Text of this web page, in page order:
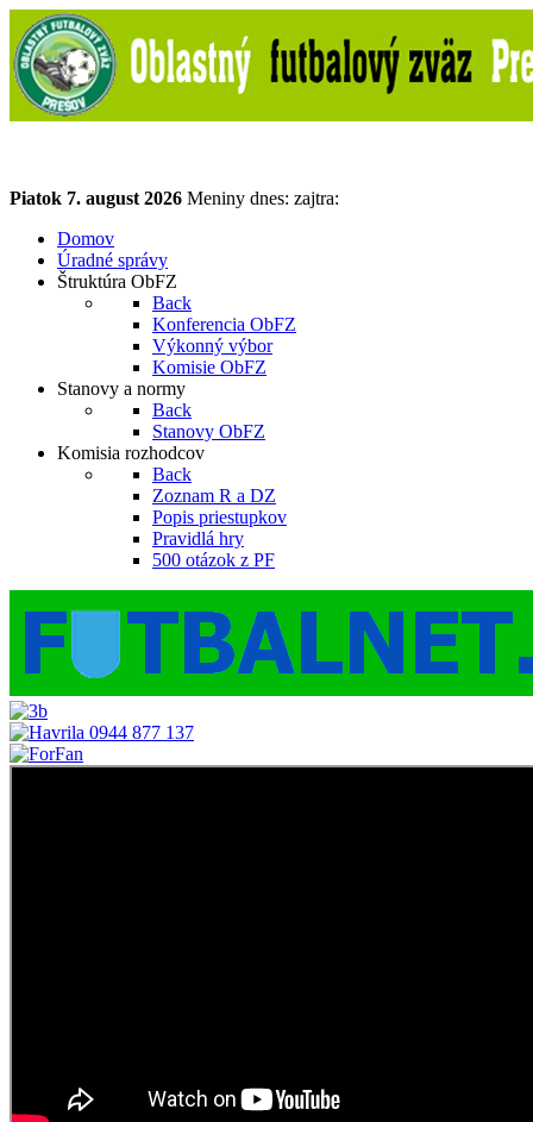
Piatok 7. august 2026 Meniny dnes: zajtra:
Domov
Úradné správy
Štruktúra ObFZ
Back
Konferencia ObFZ
Výkonný výbor
Komisie ObFZ
Stanovy a normy
Back
Stanovy ObFZ
Komisia rozhodcov
Back
Zoznam R a DZ
Popis priestupkov
Pravidlá hry
500 otázok z PF